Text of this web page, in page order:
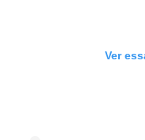
Ver